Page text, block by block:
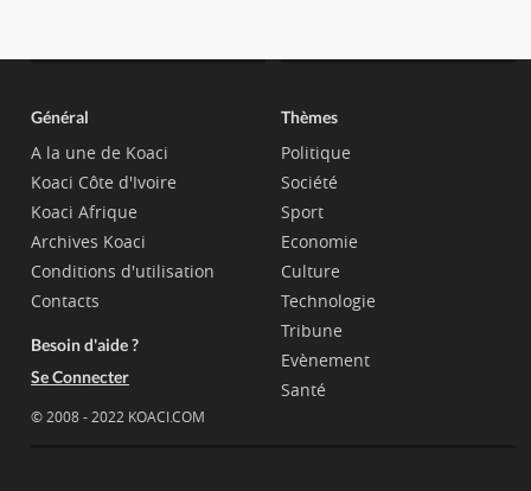
Général
A la une de Koaci
Koaci Côte d'Ivoire
Koaci Afrique
Archives Koaci
Conditions d'utilisation
Contacts
Besoin d'aide ?
Se Connecter
© 2008 - 2022 KOACI.COM
Thèmes
Politique
Société
Sport
Economie
Culture
Technologie
Tribune
Evènement
Santé